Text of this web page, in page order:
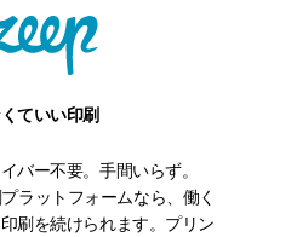
ていい印刷
バー不要。手間いらず。
ラットフォームなら、働く
刷を続けられます。プリン